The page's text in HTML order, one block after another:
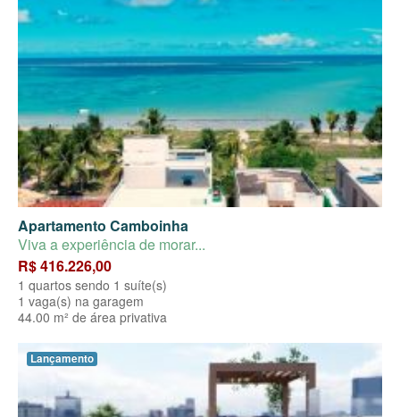
Apartamento Camboinha
Viva a experiência de morar...
R$ 416.226,00
1 quartos sendo 1 suíte(s)
1 vaga(s) na garagem
44.00 m² de área privativa
Lançamento